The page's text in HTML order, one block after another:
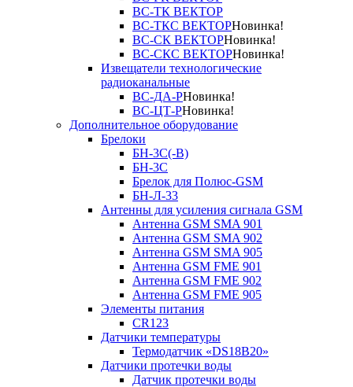
ВС-ТК ВЕКТОР
ВС-ТКС ВЕКТОРНовинка!
ВС-СК ВЕКТОРНовинка!
ВС-СКС ВЕКТОРНовинка!
Извещатели технологические
радиоканальные
ВС-ДА-РНовинка!
ВС-ЦТ-РНовинка!
Дополнительное оборудование
Брелоки
БН-3С(-В)
БН-3С
Брелок для Полюс-GSM
БН-Л-33
Антенны для усиления сигнала GSM
Антенна GSM SMA 901
Антенна GSM SMA 902
Антенна GSM SMA 905
Антенна GSM FME 901
Антенна GSM FME 902
Антенна GSM FME 905
Элементы питания
CR123
Датчики температуры
Термодатчик «DS18B20»
Датчики протечки воды
Датчик протечки воды